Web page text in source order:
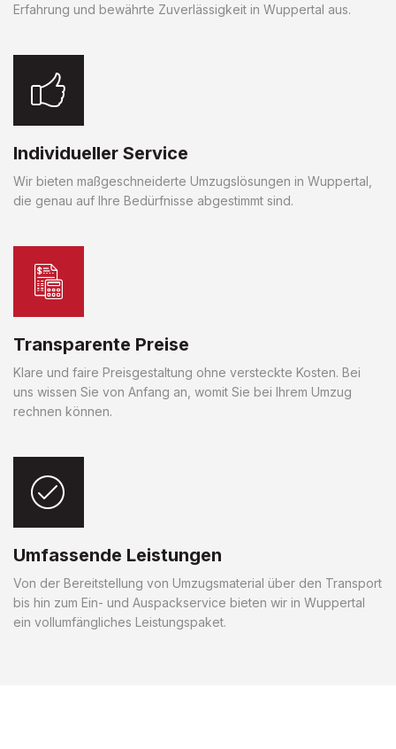
Erfahrung und bewährte Zuverlässigkeit in Wuppertal aus.
Individueller Service
Wir bieten maßgeschneiderte Umzugslösungen in Wuppertal,
die genau auf Ihre Bedürfnisse abgestimmt sind.
Transparente Preise
Klare und faire Preisgestaltung ohne versteckte Kosten. Bei
uns wissen Sie von Anfang an, womit Sie bei Ihrem Umzug
rechnen können.
Umfassende Leistungen
Von der Bereitstellung von Umzugsmaterial über den Transport
bis hin zum Ein- und Auspackservice bieten wir in Wuppertal
ein vollumfängliches Leistungspaket.